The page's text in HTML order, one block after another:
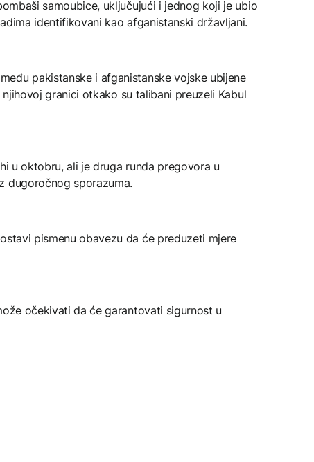
samoubice, uključujući i jednog koji je ubio
identifikovani kao afganistanski državljani.
pakistanske i afganistanske vojske ubijene
granici otkako su talibani preuzeli Kabul
u oktobru, ali je druga runda pregovora u
dugoročnog sporazuma.
pismenu obavezu da će preduzeti mjere
očekivati ​​da će garantovati sigurnost u